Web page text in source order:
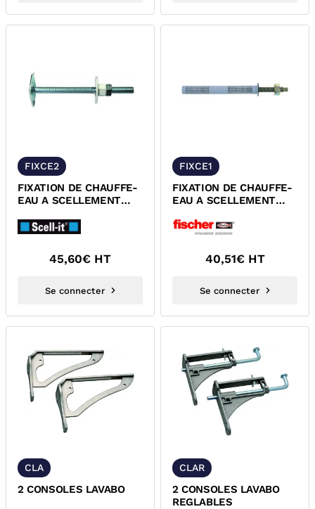
FIXCE2
FIXATION DE CHAUFFE-
EAU A SCELLEMENT
45,60€ HT
Se connecter
FIXCE1
FIXATION DE CHAUFFE-
EAU A SCELLEMENT
40,51€ HT
Se connecter
CLA
2 CONSOLES LAVABO
CLAR
2 CONSOLES LAVABO
REGLABLES